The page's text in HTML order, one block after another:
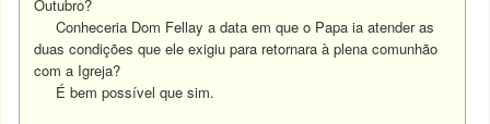
Outubro?
Conheceria Dom Fellay a data em que o Papa ia atender as
duas condições que ele exigiu para retornara à plena comunhão
com a Igreja?
É bem possível que sim.